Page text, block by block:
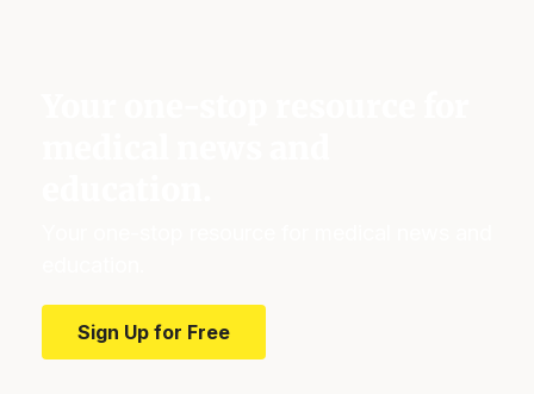
Sign Up for Free